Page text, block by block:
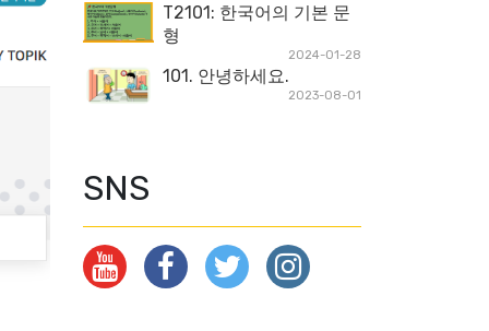
T2101: 한국어의 기본 문
형
2024-01-28
101. 안녕하세요.
2023-08-01
SNS